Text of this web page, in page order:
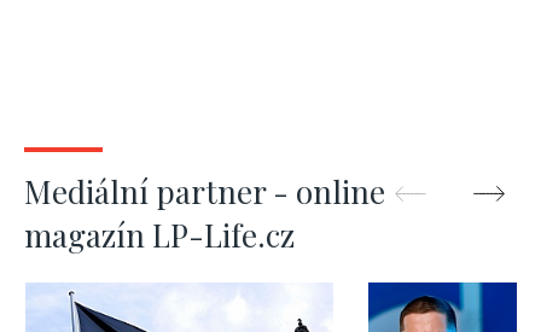
Mediální partner - online
magazín LP-Life.cz